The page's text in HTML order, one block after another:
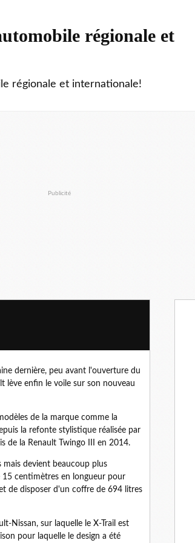
régionale et
régionale et internationale!
Publicité
dernière, peu avant l'ouverture du
lève enfin le voile sur son nouveau
de la marque comme la
la refonte stylistique réalisée par
de la Renault Twingo III en 2014.
mais devient beaucoup plus
15 centimètres en longueur pour
de disposer d'un coffre de 694 litres
Nissan, sur laquelle le X-Trail est
pour laquelle le design a été